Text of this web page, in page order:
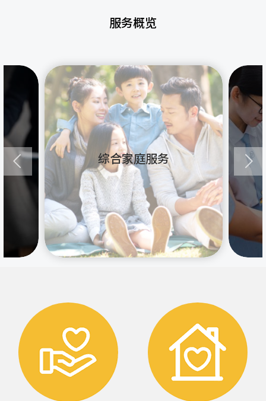
服务概览
综合家庭服务